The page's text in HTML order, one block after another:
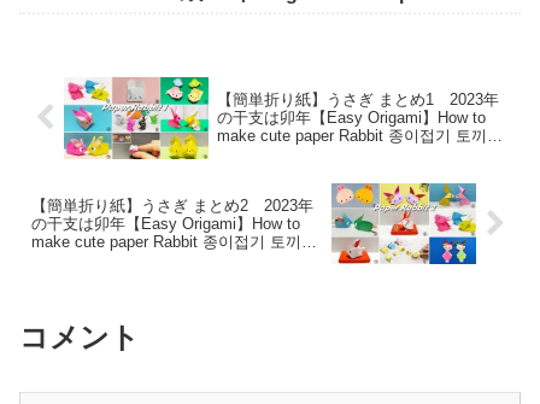
【簡単折り紙】うさぎ まとめ1 2023年
の干支は卯年【Easy Origami】How to
make cute paper Rabbit 종이접기 토끼
【簡単折り紙】うさぎ まとめ2 2023年
の干支は卯年【Easy Origami】How to
make cute paper Rabbit 종이접기 토끼
コメント